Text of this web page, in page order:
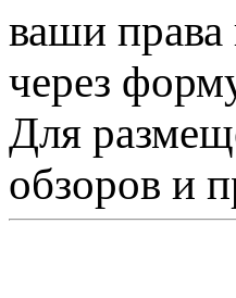
ваши права
через
Для
обзоров и